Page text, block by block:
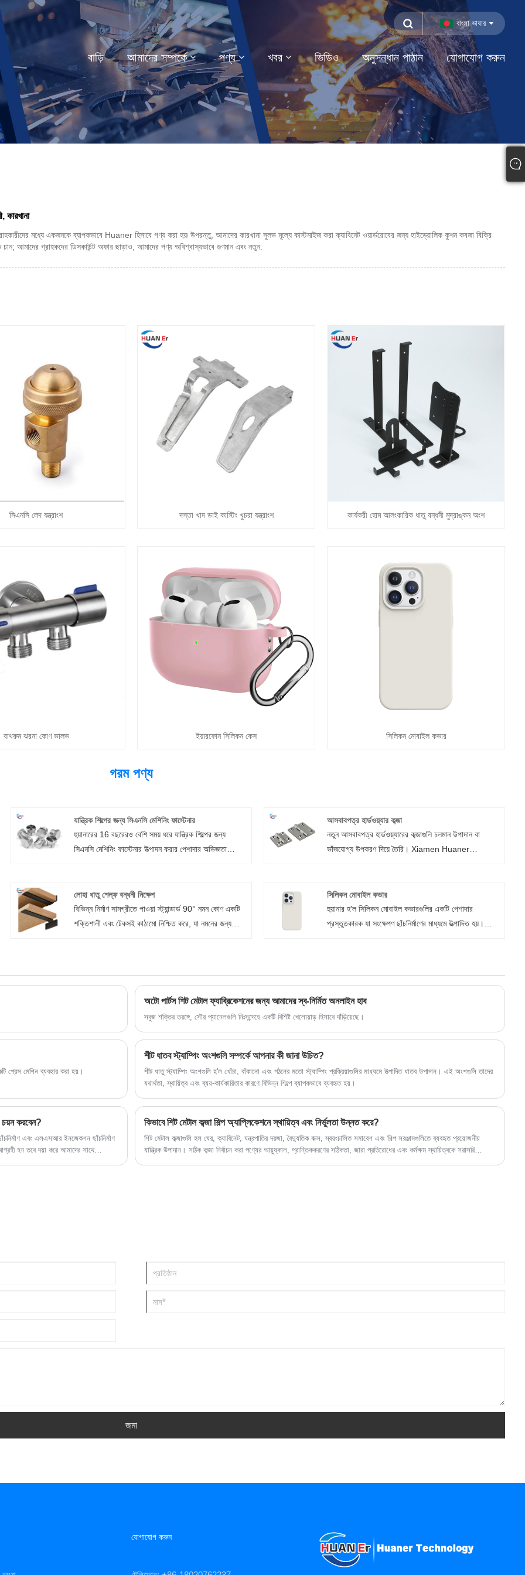
বাংলা ভাষার
বাড়ি আমাদের সম্পর্কে পণ্য খবর ভিডিও অনুসন্ধান পাঠান যোগাযোগ করুন
কারখানা
মধ্যে একজনকে ব্যাপকভাবে Huaner হিসাবে গণ্য করা হয়৷ উপরন্তু, আমাদের কারখানা সুলভ মূল্যে কাস্টমাইজ করা ক্যাবিনেট ওয়ার্ডরোবের জন্য হাইড্রোলিক কুশন কবজা বিক্রি
আমাদের গ্রাহকদের ডিসকাউন্ট অফার ছাড়াও, আমাদের পণ্য অবিশ্বাস্যভাবে গুণমান এবং নতুন.
সিএনসি লেদ যন্ত্রাংশ দস্তা খাদ ডাই কাস্টিং খুচরা যন্ত্রাংশ কার্যকরী হোম আলংকারিক ধাতু বন্ধনী মুদ্রাঙ্কন অংশ
বাথরুম ঝরনা কোণ ভালভ ইয়ারফোন সিলিকন কেস সিলিকন মোবাইল কভার
গরম পণ্য
যান্ত্রিক শিল্পের জন্য সিএনসি মেশিনিং ফাস্টেনার
হুয়ানারের 16 বছরেরও বেশি সময় ধরে যান্ত্রিক শিল্পের জন্য
সিএনসি মেশিনিং ফাস্টেনার উত্পাদন করার পেশাদার অভিজ্ঞতা
ইলেকট্রনিক্স, বৈদ্যুতিক, যান্ত্রিক, রাসায়নিক, ধাতুবিদ্যা, ছাঁচ,
জলবাহী এবং অন্যান্য শিল্প সহ বিভিন্ন শিল্পে ব্যাপকভাবে ব্যবহার
করা যেতে পারে। বিভিন্ন যন্ত্রপাতি বা সরঞ্জামে, আপনি সিএনসি
আসবাবপত্র হার্ডওয়্যার কব্জা
নতুন আসবাবপত্র হার্ডওয়্যারের কব্জাগুলি চলমান উপাদান বা
ভাঁজযোগ্য উপকরণ দিয়ে তৈরি। Xiamen Huaner
উচ্চ-নির্ভুলতা, উচ্চ-মানের কব্জা তৈরি করে। সহজে
রক্ষণাবেক্ষণযোগ্য আসবাবপত্র হার্ডওয়্যার কব্জাগুলি প্রাথমিকভাবে
দরজা এবং জানালায় ইনস্টল করা হয়, যখন উত্কৃষ্ট স্যাঁতসেঁতে
লোহা ধাতু শেল্ফ বন্ধনী নিক্ষেপ
বিভিন্ন নির্মাণ সামগ্রীতে পাওয়া স্ট্যান্ডার্ড 90° নমন কোণ একটি
শক্তিশালী এবং টেকসই কাঠামো নিশ্চিত করে, যা নমনের জন্য
সিলিকন মোবাইল কভার
হুয়ানার হ'ল সিলিকন মোবাইল কভারগুলির একটি পেশাদার
প্রস্তুতকারক যা সংক্ষেপণ ছাঁচনির্মাণের মাধ্যমে উত্পাদিত হয়।
অটো পার্টস শিট মেটাল ফ্যাব্রিকেশনের জন্য আমাদের স্ব-নির্মিত অনলাইন হাব
সবুজ শক্তির তরঙ্গে, সৌর প্যানেলগুলি নিঃসন্দেহে একটি বিশিষ্ট খেলোয়াড় হিসাবে দাঁড়িয়েছে।
প্রেস মেশিন ব্যবহার করা হয়।
শীট ধাতব স্ট্যাম্পিং অংশগুলি সম্পর্কে আপনার কী জানা উচিত?
শীট ধাতু স্ট্যাম্পিং অংশগুলি হ'ল খোঁচা, বাঁকানো এবং গঠনের মতো স্ট্যাম্পিং প্রক্রিয়াগুলির মাধ্যমে উত্পাদিত ধাতব উপাদান। এই অংশগুলি তাদের
যথার্থতা, স্থায়িত্ব এবং ব্যয়-কার্যকারিতার কারণে বিভিন্ন শিল্পে ব্যাপকভাবে ব্যবহৃত হয়।
চয়ন করবেন?
এবং এলএসআর ইনজেকশন ছাঁচনির্মাণ
হন তবে দয়া করে আমাদের সাথে
কিভাবে শিট মেটাল কব্জা শিল্প অ্যাপ্লিকেশনে স্থায়িত্ব এবং নির্ভুলতা উন্নত করে?
শিট মেটাল কব্জাগুলি হল ঘের, ক্যাবিনেট, যন্ত্রপাতির দরজা, বৈদ্যুতিক বাক্স, স্বয়ংচালিত সমাবেশ এবং শিল্প সরঞ্জামগুলিতে ব্যবহৃত প্রয়োজনীয়
যান্ত্রিক উপাদান। সঠিক কব্জা নির্বাচন করা পণ্যের আয়ুষ্কাল, প্রান্তিককরণের সঠিকতা, জারা প্রতিরোধের এবং কর্মক্ষম স্থায়িত্বকে সরাসরি
জমা
যোগাযোগ করুন